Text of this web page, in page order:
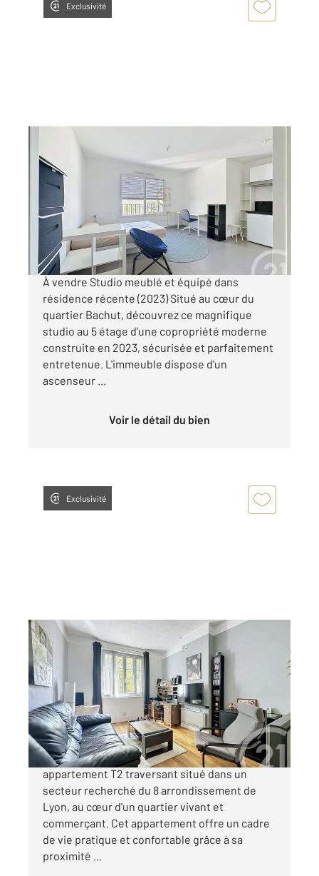
Exclusivité
LYON 69008
26,38 m
, 1 pièce
Ref : 2202
Appartement Studio à vendre
180 000 €
Visiter le site dédié
À vendre Studio meublé et équipé dans
résidence récente (2023) Situé au cœur du
quartier Bachut, découvrez ce magnifique
studio au 5 étage d'une copropriété moderne
construite en 2023, sécurisée et parfaitement
entretenue. L'immeuble dispose d'un
ascenseur ...
Voir le détail du bien
Exclusivité
LYON 69008
42 m
, 2 pièces
Ref : 2175
Appartement à vendre
150 000 €
À découvrir sans tarder : agréable
appartement T2 traversant situé dans un
secteur recherché du 8 arrondissement de
Lyon, au cœur d'un quartier vivant et
commerçant. Cet appartement offre un cadre
de vie pratique et confortable grâce à sa
proximité ...